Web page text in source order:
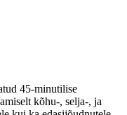
45-minutilise
kõhu-, selja-, ja